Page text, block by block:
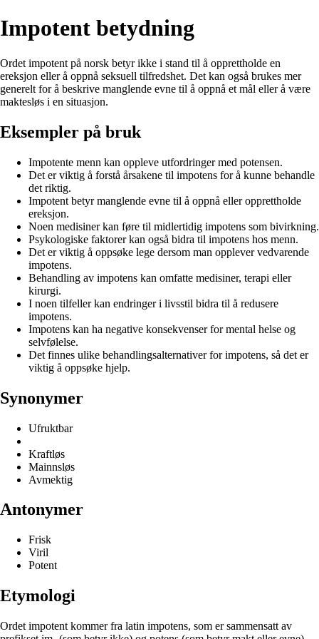
Impotent betydning
Ordet impotent på norsk betyr ikke i stand til å opprettholde en
ereksjon eller å oppnå seksuell tilfredshet. Det kan også brukes mer
generelt for å beskrive manglende evne til å oppnå et mål eller å være
maktesløs i en situasjon.
Eksempler på bruk
Impotente menn kan oppleve utfordringer med potensen.
Det er viktig å forstå årsakene til impotens for å kunne behandle
det riktig.
Impotent betyr manglende evne til å oppnå eller opprettholde
ereksjon.
Noen medisiner kan føre til midlertidig impotens som bivirkning.
Psykologiske faktorer kan også bidra til impotens hos menn.
Det er viktig å oppsøke lege dersom man opplever vedvarende
impotens.
Behandling av impotens kan omfatte medisiner, terapi eller
kirurgi.
I noen tilfeller kan endringer i livsstil bidra til å redusere
impotens.
Impotens kan ha negative konsekvenser for mental helse og
selvfølelse.
Det finnes ulike behandlingsalternativer for impotens, så det er
viktig å oppsøke hjelp.
Synonymer
Ufruktbar
Kraftløs
Mainnsløs
Avmektig
Antonymer
Frisk
Viril
Potent
Etymologi
Ordet impotent kommer fra latin impotens, som er sammensatt av